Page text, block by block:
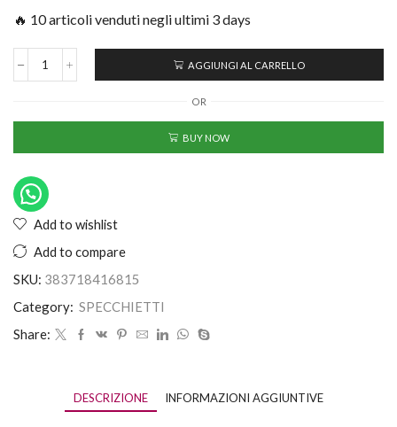
🔥 10 articoli venduti negli ultimi 3 days
AGGIUNGI AL CARRELLO
OR
BUY NOW
Add to wishlist
Add to compare
SKU: 383718416815
Category: SPECCHIETTI
Share:
DESCRIZIONE INFORMAZIONI AGGIUNTIVE